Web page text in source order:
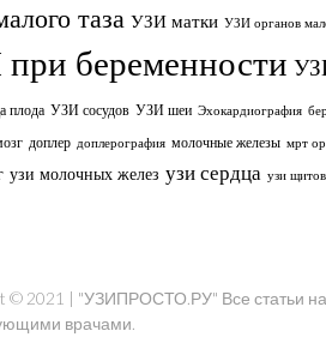
таза УЗИ матки УЗИ органов
беременности
плода УЗИ сосудов УЗИ шеи Эхокардиография
доплер доплерография молочные железы мрт
узи молочных желез узи сердца узи
© 2021 | "УЗИПРОСТО.РУ" Все статьи
врачами.